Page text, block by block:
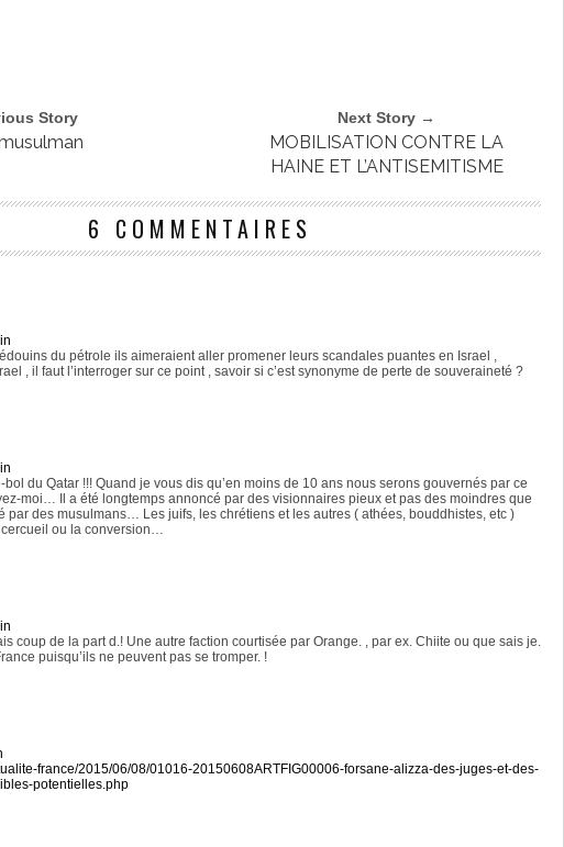
Story Next Story →
MOBILISATION CONTRE LA
HAINE ET L’ANTISEMITISME
6 COMMENTAIRES
du pétrole ils aimeraient aller promener leurs scandales puantes en Israel ,
, il faut l’interroger sur ce point , savoir si c’est synonyme de perte de souveraineté ?
du Qatar !!! Quand je vous dis qu’en moins de 10 ans nous serons gouvernés par ce
moi… Il a été longtemps annoncé par des visionnaires pieux et pas des moindres que
par des musulmans… Les juifs, les chrétiens et les autres ( athées, bouddhistes, etc )
ou la conversion…
coup de la part d.! Une autre faction courtisée par Orange. , par ex. Chiite ou que sais je.
puisqu’ils ne peuvent pas se tromper. !
france/2015/06/08/01016-20150608ARTFIG00006-forsane-alizza-des-juges-et-des-
potentielles.php